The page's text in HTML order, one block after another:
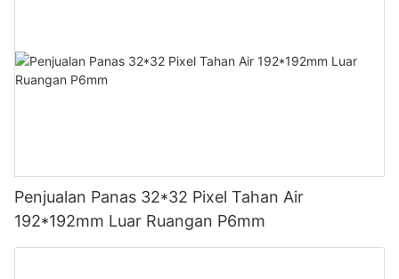
Penjualan Panas 32*32 Pixel Tahan Air
192*192mm Luar Ruangan P6mm